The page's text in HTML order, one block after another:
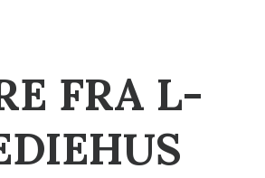
FRA L-